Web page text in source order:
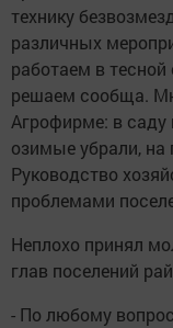
технику
различных
работаем в
решаем сообща.
Агрофирме: в саду
озимые убрали, на
Руководство
проблемами
Неплохо принял
глав поселений
- По любому